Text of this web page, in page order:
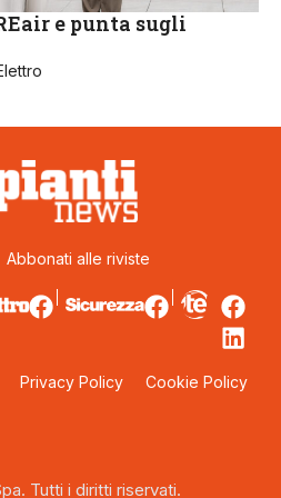
e punta sugli
Abbonati alle riviste
Privacy Policy Cookie Policy
Tutti i diritti riservati.